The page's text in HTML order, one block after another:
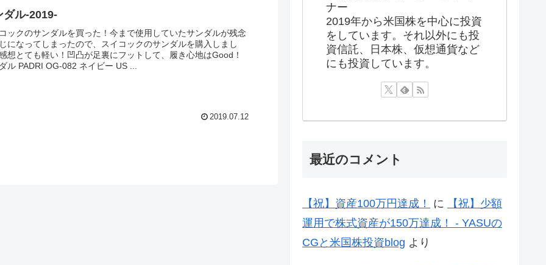
ダル-2019-
ックのサンダルを買った！今まで使用していたサンダルが残念
になってしまったので、スイコックのサンダルを購入しまし
想とても軽い！凹凸が足裏にフットして、履き心地はGood！
ル PADRI OG-082 ネイビー US ...
2019.07.12
ナー
2019年から米国株を中心に投資
をしています。それ以外にも投
資信託、日本株、仮想通貨など
にも投資しています。
最近のコメント
【祝】資産100万円達成！ に
【祝】少額
運用で株式資産が150万達成！ - YASUの
CGと米国株投資blog より